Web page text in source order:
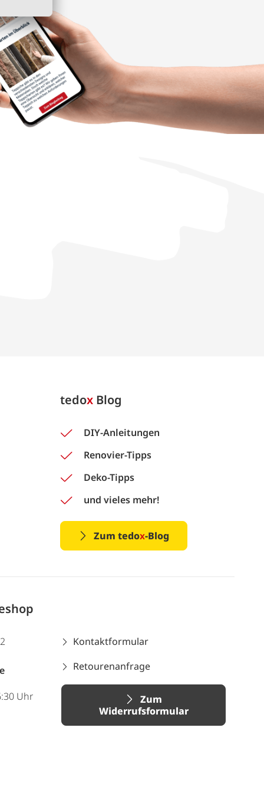
tedox Blog
DIY-Anleitungen
Renovier-Tipps
Deko-Tipps
und vieles mehr!
Zum tedox-Blog
Uhr
Kontaktformular
Retourenanfrage
Zum
Widerrufsformular